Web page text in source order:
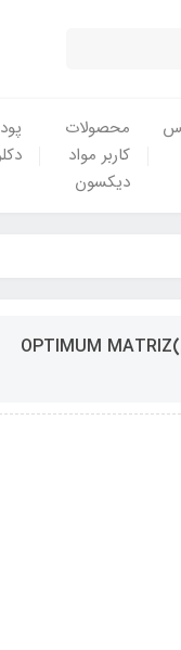
محصولات
کاربر مواد
دیکسون